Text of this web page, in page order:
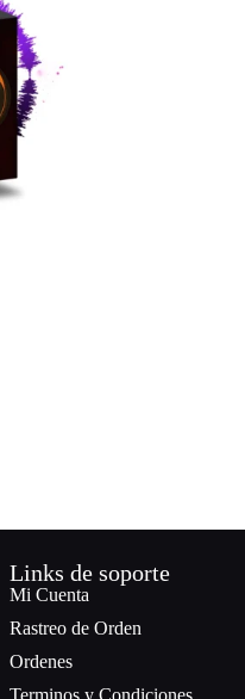
Links de soporte
Mi Cuenta
Rastreo de Orden
Ordenes
Terminos y Condiciones